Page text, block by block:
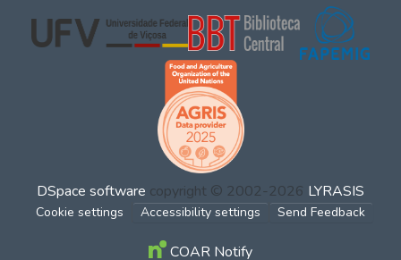
DSpace software copyright © 2002-2026 LYRASIS
Cookie settings Accessibility settings Send Feedback
COAR Notify